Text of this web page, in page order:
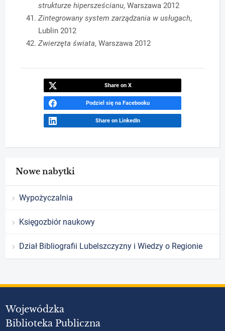
strukturze hipersześcianu, Warszawa 2012
Zintegrowany system zarządzania w usługach,
Lublin 2012
Zwierzęta świata, Warszawa 2012
Share on X
Podziel się na Facebooku
Share on LinkedIn
Nowe nabytki
Wypożyczalnia
Księgozbiór naukowy
Dział Bibliografii Lubelszczyzny i Wiedzy o Regionie
Wojewódzka
Biblioteka Publiczna